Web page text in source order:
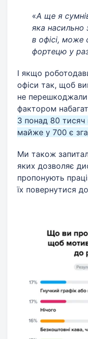
«А ще я
яка насильно
в офісі, може
фортецю у
І якщо
офіси так, щоб
не перешкоджали
фактором
З понад 80 тисяч
майже у 700 є
Ми також
яких дозволяє
пропонують
їх повернутися